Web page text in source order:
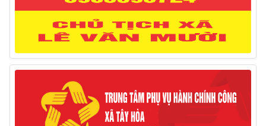
Thông báo lịch công tác của Chủ tịch, các Phó Chủ
huyện (Từ ngày 10/3/2025 – 14/3/2025)
10/03/2025
Thông báo tổ chức thực hiện Cưỡng chế buộc thực
hiện biện pháp khắc phục hậu quả trong lĩnh vực đất đai
17/06/2025
Thông báo đăng ký tiếp công dân định kỳ đợt 01